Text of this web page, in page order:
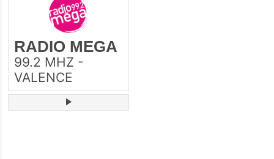
RADIO MEGA
99.2 MHZ -
VALENCE